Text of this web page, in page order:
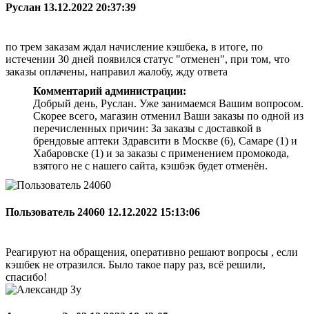
Руслан 13.12.2022 20:37:39
по трем заказам ждал начисление кэшбека, в итоге, по
истечении 30 дней появился статус "отменен", при том, что
заказы оплачены, направил жалобу, жду ответа
Комментарий администрации:
Добрый день, Руслан. Уже занимаемся Вашим вопросом.
Скорее всего, магазин отменил Ваши заказы по одной из
перечисленных причин: За заказы с доставкой в
брендовые аптеки Здравсити в Москве (6), Самаре (1) и
Хабаровске (1) и за заказы с применением промокода,
взятого не с нашего сайта, кэшбэк будет отменён.
Пользователь 24060 12.12.2022 15:13:06
Реагируют на обращения, оперативно решают вопросы , если
кэшбек не отразился. Было такое пару раз, всё решили,
спасибо!